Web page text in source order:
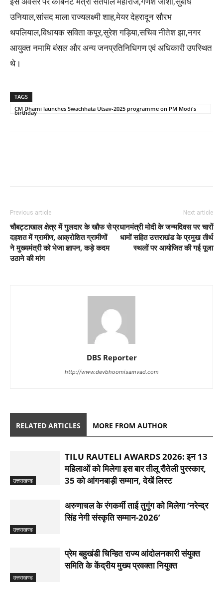
उनियाल,सांसद माला राज्यलक्ष्मी शाह,मेयर देहरादून सौरभ
थपलियाल,विधायक सविता कपूर,सुरेश गड़िया,सचिव नीतेश झा,नगर
आयुक्त नमामि बंसल और अन्य जनप्रतिनिधिगण एवं अधिकारी उपस्थित
थे।
TAGS
CM Dhami launches Swachhata Utsav-2025 programme on PM Modi's
birthday
Previous article
चौबट्टाखाल क्षेत्र में गुलदार के खौफ से
दहशत में ग्रामीण, आक्रोशित ग्रामीणों
ने मुख्यमंत्री को भेजा ज्ञापन, कड़े कदम
उठाने की मांग
Next article
प्रधानमंत्री मोदी के जन्मदिवस पर चारों
धामों सहित उत्तराखंड के प्रमुख तीर्थ
स्थलों पर आयोजित की गई पूजा
DBS Reporter
http://www.devbhoomisamvad.com
RELATED ARTICLES MORE FROM AUTHOR
उत्तराखण्ड
TILU RAUTELI AWARDS 2026: इन 13
महिलाओं को मिलेगा इस बार तीलू रौतेली पुरस्कार,
35 को आंगनबाड़ी सम्मान, देखें लिस्ट
उत्तराखण्ड
अरुणाचल के रंगकर्मी ताई तुगुंग को मिलेगा ‘नरेन्द्र
सिंह नेगी संस्कृति सम्मान-2026’
उत्तराखण्ड
प्रेम बहुखंडी चिन्हित राज्य आंदोलनकारी संयुक्त
समिति के केंद्रीय मुख्य प्रवक्ता नियुक्त